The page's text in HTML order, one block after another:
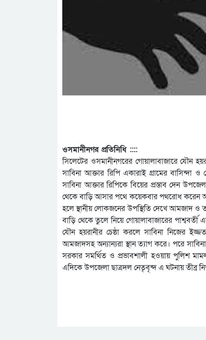
ওসমানীনগর প্রতিনিধি ::::
সিলেটের ওসমানীনগরের গোয়ালাবাজারে যৌন
সাবিনা আক্তার রিপি একারাই গ্রামের বাসিন্দা
সাবিনা আক্তার রিপিকে বিয়ের প্রস্তাব দেন
থেকে বাড়ি আসার পথে কয়েকবার পথরোধ করেন
হলে স্থানীয় লোকজনের উপস্থিতি দেখে আমজাদ ও
বাড়ি থেকে তুলে নিয়ে গোয়ালাবাজারের
যৌন হয়রানীর চেষ্ঠা করলে সাবিনা নিজের
আমজাদসহ অন্যান্যরা স্থান ত্যাগ করে। পরে
সরকার সমর্থিত ও প্রভাবশালী হওয়ায় পুলিশ
এদিকে উপজেলা ছাত্রদল নেতৃবৃন্দ এ ঘটনায় তীব্র